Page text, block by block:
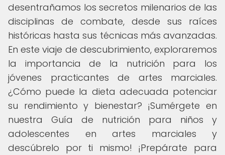
desentrañamos los secretos milenarios de las
disciplinas de combate, desde sus raíces
históricas hasta sus técnicas más avanzadas.
En este viaje de descubrimiento, exploraremos
la importancia de la nutrición para los
jóvenes practicantes de artes marciales.
¿Cómo puede la dieta adecuada potenciar
su rendimiento y bienestar? ¡Sumérgete en
nuestra Guía de nutrición para niños y
adolescentes en artes marciales y
descúbrelo por ti mismo! ¡Prepárate para